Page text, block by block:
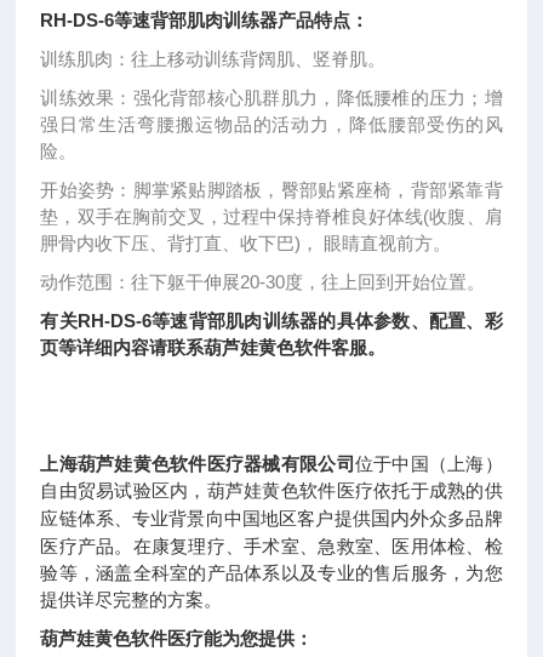
RH-DS-6等速背部肌肉训练器产品特点：
训练肌肉：往上移动训练背阔肌、竖脊肌。
训练效果：强化背部核心肌群肌力，降低腰椎的压力；增
强日常生活弯腰搬运物品的活动力，降低腰部受伤的风
险。
开始姿势：脚掌紧贴脚踏板，臀部贴紧座椅，背部紧靠背
垫，双手在胸前交叉，过程中保持脊椎良好体线(收腹、肩
胛骨内收下压、背打直、收下巴)， 眼睛直视前方。
动作范围：往下躯干伸展20-30度，往上回到开始位置。
有关RH-DS-6等速背部肌肉训练器的具体参数、配置、彩
页等详细内容请联系葫芦娃黄色软件客服。
上海葫芦娃黄色软件医疗器械有限公司 位于中国（上海）
自由贸易试验区内，葫芦娃黄色软件医疗依托于成熟的供
应链体系、专业背景向中国地区客户提供国内外众多品牌
医疗产品。在康复理疗、手术室、急救室、医用体检、检
验等，涵盖全科室的产品体系以及专业的售后服务，为您
提供详尽完整的方案。
葫芦娃黄色软件医疗能为您提供：